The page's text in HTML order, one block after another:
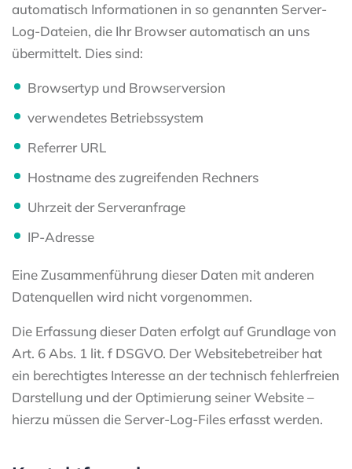
automatisch Informationen in so genannten Server-
Log-Dateien, die Ihr Browser automatisch an uns
übermittelt. Dies sind:
Browsertyp und Browserversion
verwendetes Betriebssystem
Referrer URL
Hostname des zugreifenden Rechners
Uhrzeit der Serveranfrage
IP-Adresse
Eine Zusammenführung dieser Daten mit anderen
Datenquellen wird nicht vorgenommen.
Die Erfassung dieser Daten erfolgt auf Grundlage von
Art. 6 Abs. 1 lit. f DSGVO. Der Websitebetreiber hat
ein berechtigtes Interesse an der technisch fehlerfreien
Darstellung und der Optimierung seiner Website –
hierzu müssen die Server-Log-Files erfasst werden.